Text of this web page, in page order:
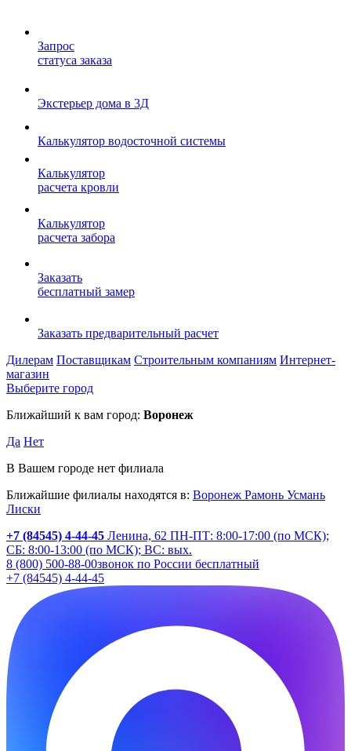
Запрос
статуса заказа
Экстерьер дома в 3Д
Калькулятор водосточной системы
Калькулятор
расчета кровли
Калькулятор
расчета забора
Заказать
бесплатный замер
Заказать предварительный расчет
Дилерам Поставщикам Строительным компаниям Интернет-
магазин
Выберите город
Ближайший к вам город: Воронеж
Да Нет
В Вашем городе нет филиала
Ближайшие филиалы находятся в: Воронеж Рамонь Усмань
Лиски
+7 (84545) 4-44-45 Ленина, 62 ПН-ПТ: 8:00-17:00 (по МСК);
СБ: 8:00-13:00 (по МСК); ВС: вых.
8 (800) 500-88-00звонок по России бесплатный
+7 (84545) 4-44-45